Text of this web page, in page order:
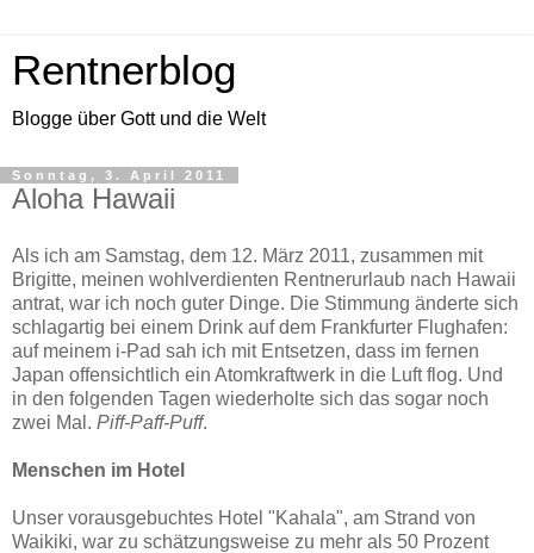
Rentnerblog
Blogge über Gott und die Welt
Sonntag, 3. April 2011
Aloha Hawaii
Als ich am Samstag, dem 12. März 2011, zusammen mit
Brigitte, meinen wohlverdienten Rentnerurlaub nach Hawaii
antrat, war ich noch guter Dinge. Die Stimmung änderte sich
schlagartig bei einem Drink auf dem Frankfurter Flughafen:
auf meinem i-Pad sah ich mit Entsetzen, dass im fernen
Japan offensichtlich ein Atomkraftwerk in die Luft flog. Und
in den folgenden Tagen wiederholte sich das sogar noch
zwei Mal. Piff-Paff-Puff.
Menschen im Hotel
Unser vorausgebuchtes Hotel "Kahala", am Strand von
Waikiki, war zu schätzungsweise zu mehr als 50 Prozent